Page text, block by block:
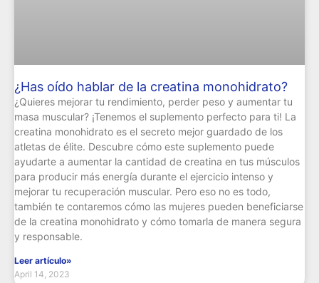
¿Has oído hablar de la creatina monohidrato?
¿Quieres mejorar tu rendimiento, perder peso y aumentar tu
masa muscular? ¡Tenemos el suplemento perfecto para ti! La
creatina monohidrato es el secreto mejor guardado de los
atletas de élite. Descubre cómo este suplemento puede
ayudarte a aumentar la cantidad de creatina en tus músculos
para producir más energía durante el ejercicio intenso y
mejorar tu recuperación muscular. Pero eso no es todo,
también te contaremos cómo las mujeres pueden beneficiarse
de la creatina monohidrato y cómo tomarla de manera segura
y responsable.
Leer artículo»
April 14, 2023